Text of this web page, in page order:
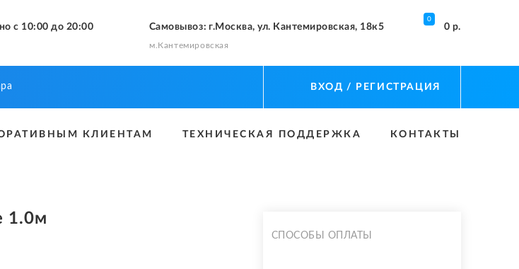
с 10:00 до 20:00 Самовывоз: г.Москва, ул. Кантемировская, 18к5
м.Кантемировская
0
0 р.
ВХОД/ РЕГИСТРАЦИЯ
КЛИЕНТАМ ТЕХНИЧЕСКАЯ ПОДДЕРЖКА КОНТАКТЫ
1.0м
СПОСОБЫ ОПЛАТЫ